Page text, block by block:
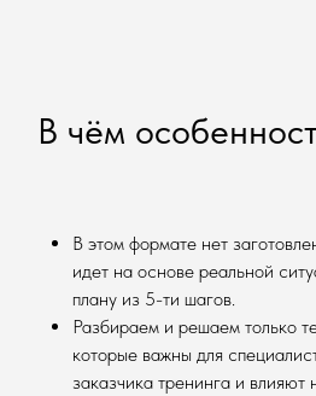
В чём
В этом формате нет
идет на основе реальной
плану из 5-ти шагов.
Разбираем и решаем только
которые важны для
заказчика тренинга и влияют